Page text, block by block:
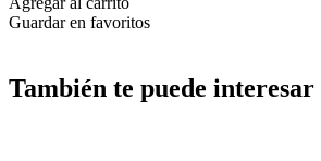
Guardar en favoritos
También te puede interesar